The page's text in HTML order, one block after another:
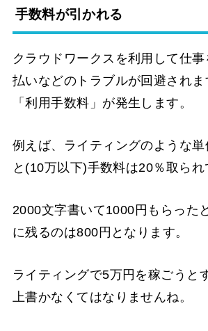
手数料が引かれる
クラウドワークスを利用して仕
払いなどのトラブルが回避され
「利用手数料」が発生します。
例えば、ライティングのような
と(10万以下)手数料は20％取られ
2000文字書いて1000円もらった
に残るのは800円となります。
ライティングで5万円を稼ごうと
上書かなくてはなりませんね。